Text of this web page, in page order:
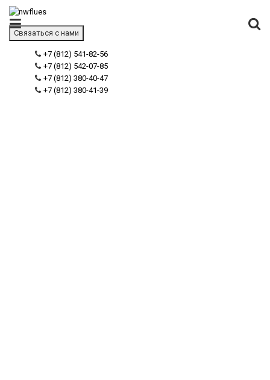
Связаться с нами
+7 (812) 541-82-56
+7 (812) 542-07-85
+7 (812) 380-40-47
+7 (812) 380-41-39